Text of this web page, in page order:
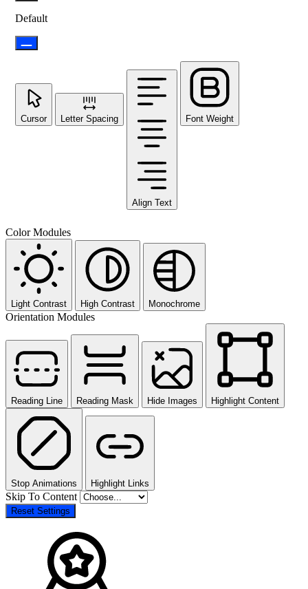
Default
Cursor Letter Spacing
Align Text
Font Weight
Color Modules
Light Contrast High Contrast Monochrome
Orientation Modules
Reading Line Reading Mask Hide Images Highlight Content
Stop Animations Highlight Links
Skip To Content
Reset Settings